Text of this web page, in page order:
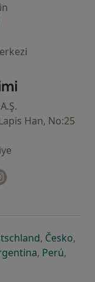
- Ana Sayfa
Han, No:25
açılır
bir sekmede açılır
açılır
sekmede açılır
yeni bir
, Českoyeni
,
açılıraçılır
bir sekmede açılır
yeni bir
, Perúyeni
,